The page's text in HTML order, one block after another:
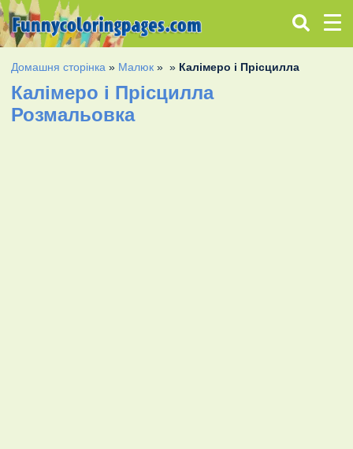
Домашня сторінка » Малюк » » Калімеро і Прісцилла
Калімеро і Прісцилла
Розмальовка